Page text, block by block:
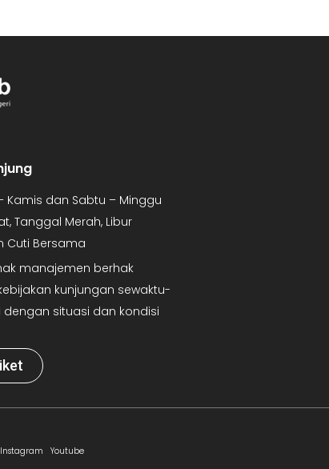
Kamis dan Sabtu – Minggu
Tanggal Merah, Libur
Cuti Bersama
manajemen berhak
kunjungan sewaktu-
dengan situasi dan kondisi
Instagram Youtube